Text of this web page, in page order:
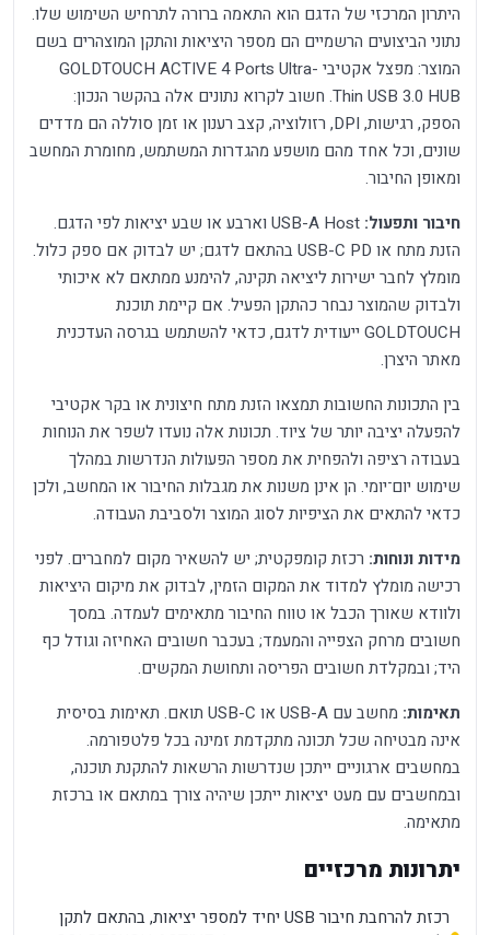
היתרון המרכזי של הדגם הוא התאמה ברורה לתרחיש השימוש שלו.
נתוני הביצועים הרשמיים הם מספר היציאות והתקן המוצהרים בשם
המוצר: מפצל אקטיבי GOLDTOUCH ACTIVE 4 Ports Ultra-
Thin USB 3.0 HUB. חשוב לקרוא נתונים אלה בהקשר הנכון:
הספק, רגישות, DPI, רזולוציה, קצב רענון או זמן סוללה הם מדדים
שונים, וכל אחד מהם מושפע מהגדרות המשתמש, מחומרת המחשב
ומאופן החיבור.
חיבור ותפעול:
USB-A Host וארבע או שבע יציאות לפי הדגם.
הזנת מתח או USB-C PD בהתאם לדגם; יש לבדוק אם ספק כלול.
מומלץ לחבר ישירות ליציאה תקינה, להימנע ממתאם לא איכותי
ולבדוק שהמוצר נבחר כהתקן הפעיל. אם קיימת תוכנת
GOLDTOUCH ייעודית לדגם, כדאי להשתמש בגרסה העדכנית
מאתר היצרן.
בין התכונות החשובות תמצאו הזנת מתח חיצונית או בקר אקטיבי
להפעלה יציבה יותר של ציוד. תכונות אלה נועדו לשפר את הנוחות
בעבודה רציפה ולהפחית את מספר הפעולות הנדרשות במהלך
שימוש יום־יומי. הן אינן משנות את מגבלות החיבור או המחשב, ולכן
כדאי להתאים את הציפיות לסוג המוצר ולסביבת העבודה.
מידות ונוחות: רכזת קומפקטית; יש להשאיר מקום למחברים. לפני
רכישה מומלץ למדוד את המקום הזמין, לבדוק את מיקום היציאות
ולוודא שאורך הכבל או טווח החיבור מתאימים לעמדה. במסך
חשובים מרחק הצפייה והמעמד; בעכבר חשובים האחיזה וגודל כף
היד; ובמקלדת חשובים הפריסה ותחושת המקשים.
תאימות:
מחשב עם USB-A או USB-C תואם. תאימות בסיסית
אינה מבטיחה שכל תכונה מתקדמת זמינה בכל פלטפורמה.
במחשבים ארגוניים ייתכן שנדרשות הרשאות להתקנת תוכנה,
ובמחשבים עם מעט יציאות ייתכן שיהיה צורך במתאם או ברכזת
מתאימה.
יתרונות מרכזיים
רכזת להרחבת חיבור USB יחיד למספר יציאות, בהתאם לתקן